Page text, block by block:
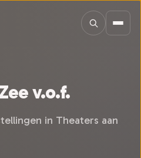
v.o.f.
in Theaters aan